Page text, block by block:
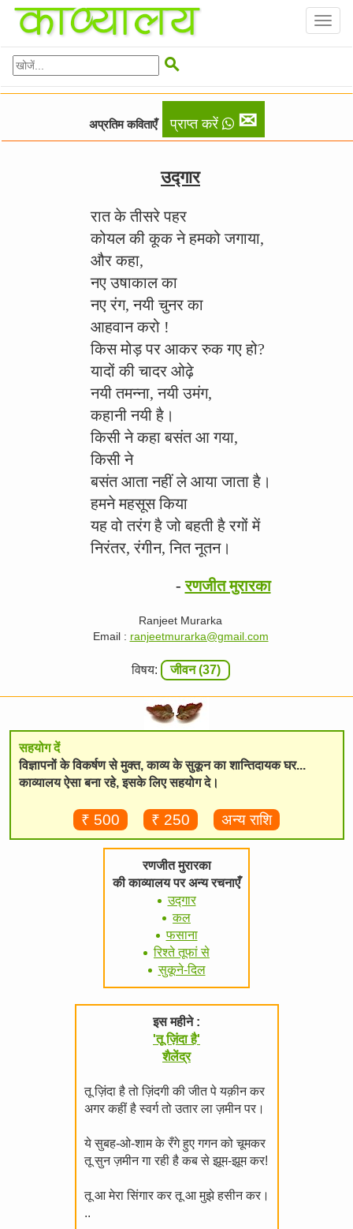

अप्रतिम कविताएँ प्राप्त करें ✉
उद्गार
रात के तीसरे पहर
कोयल की कूक ने हमको जगाया,
और कहा,
नए उषाकाल का
नए रंग, नयी चुनर का
आहवान करो !
किस मोड़ पर आकर रुक गए हो?
यादों की चादर ओढ़े
नयी तमन्ना, नयी उमंग,
कहानी नयी है।
किसी ने कहा बसंत आ गया,
किसी ने
बसंत आता नहीं ले आया जाता है।
हमने महसूस किया
यह वो तरंग है जो बहती है रगों में
निरंतर, रंगीन, नित नूतन।
-रणजीत मुरारका
Ranjeet Murarka
Email : ranjeetmurarka@gmail.com
विषय: जीवन (37)
सहयोग दें
विज्ञापनों के विकर्षण से मुक्त, काव्य के सुकून का शान्तिदायक घर...
काव्यालय ऐसा बना रहे, इसके लिए सहयोग दे।
₹ 500 ₹ 250 अन्य राशि
रणजीत मुरारका
की काव्यालय पर अन्य रचनाएँ
उद्गार
कल
फसाना
रिश्ते तूफां से
सुकूने-दिल
इस महीने :
'तू ज़िंदा है'
शैलेंद्र
तू ज़िंदा है तो ज़िंदगी की जीत पे यक़ीन कर
अगर कहीं है स्वर्ग तो उतार ला ज़मीन पर।
ये सुबह-ओ-शाम के रँगे हुए गगन को चूमकर
तू सुन ज़मीन गा रही है कब से झूम-झूम कर!
तू आ मेरा सिंगार कर तू आ मुझे हसीन कर।
..